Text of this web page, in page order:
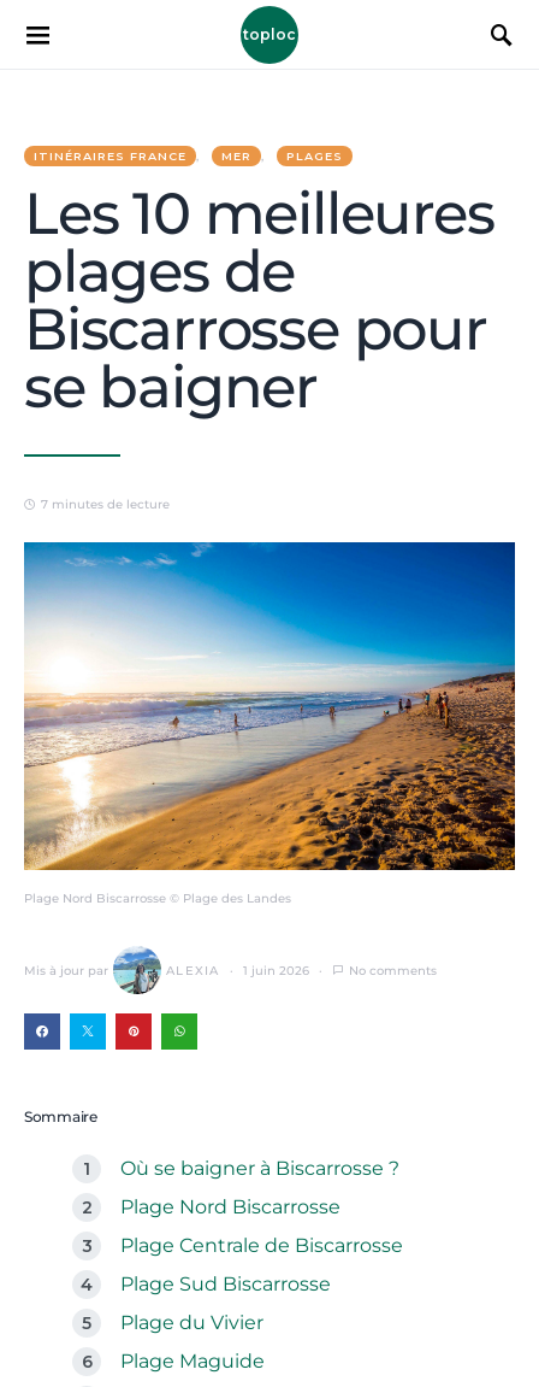
toploc
ITINÉRAIRES FRANCE MER PLAGES
Les 10 meilleures
plages de
Biscarrosse pour
se baigner
7 minutes de lecture
Plage Nord Biscarrosse © Plage des Landes
Mis à jour par ALEXIA 1 juin 2026 No comments
Sommaire
Où se baigner à Biscarrosse ?
Plage Nord Biscarrosse
Plage Centrale de Biscarrosse
Plage Sud Biscarrosse
Plage du Vivier
Plage Maguide